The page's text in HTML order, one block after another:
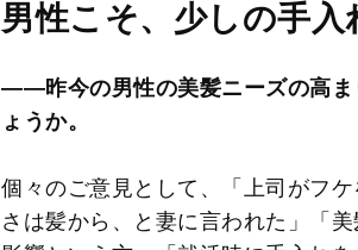
男性こそ、少しの手
――昨今の男性の美髪ニーズの高ま
ょうか。
個々のご意見として、「上司がフ
さは髪から、と妻に言われた」「